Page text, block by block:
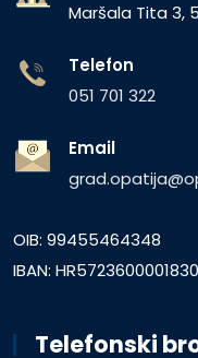
Maršala Tita 3,
Telefon
051 701 322
Email
OIB: 99455464348
IBAN:
Telefonski